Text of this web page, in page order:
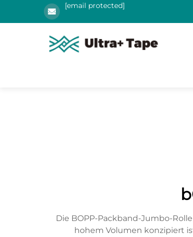
[email protected]
Die BOPP-Packband-Jumbo-
hohem Volumen konzipiert